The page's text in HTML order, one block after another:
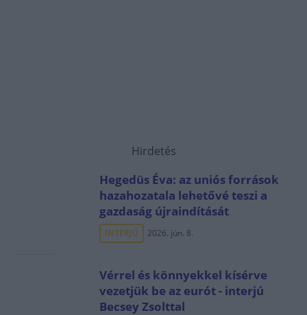
Hirdetés
Hegedüs Éva: az uniós források
hazahozatala lehetővé teszi a
gazdaság újraindítását
INTERJÚ 2026. jún. 8.
Vérrel és könnyekkel kísérve
vezetjük be az eurót - interjú
Becsey Zsolttal